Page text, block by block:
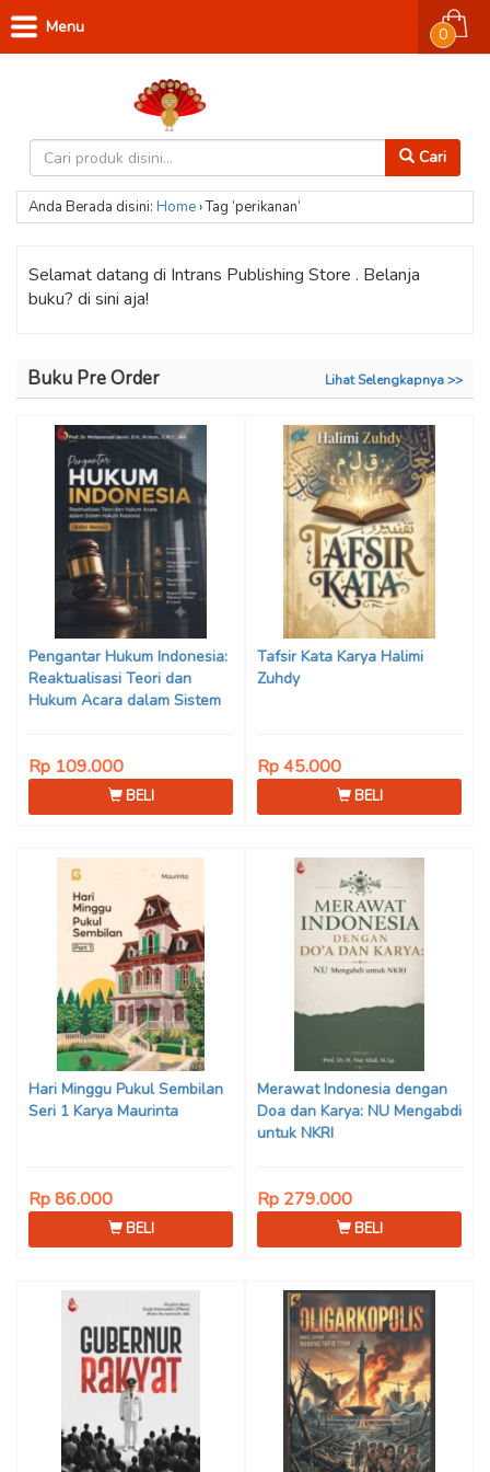
Cari
0
Menu
Anda Berada disini: Home›Tag ‘perikanan’
Selamat datang di Intrans Publishing Store . Belanja
buku? di sini aja!
Buku Pre Order Lihat Selengkapnya >>
Pengantar Hukum Indonesia:
Reaktualisasi Teori dan
Hukum Acara dalam Sistem
Jamin, S.H., M.Hum., dkk.
Rp 109.000
BELI
Tafsir Kata Karya Halimi
Zuhdy
Rp 45.000
BELI
Hari Minggu Pukul Sembilan
Seri 1 Karya Maurinta
Rp 86.000
BELI
Merawat Indonesia dengan
Doa dan Karya: NU Mengabdi
untuk NKRI
Rp 279.000
BELI